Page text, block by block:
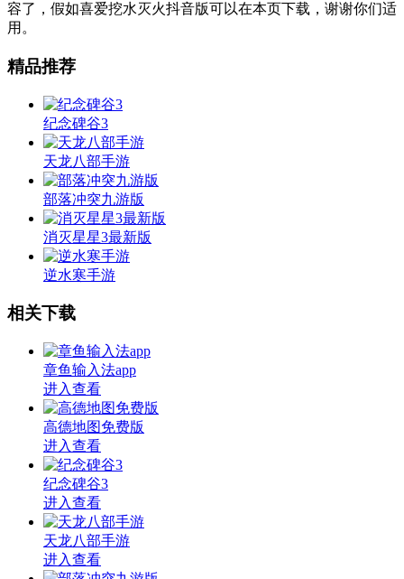
容了，假如喜爱挖水灭火抖音版可以在本页下载，谢谢你们适
用。
精品推荐
纪念碑谷3
天龙八部手游
部落冲突九游版
消灭星星3最新版
逆水寒手游
相关下载
章鱼输入法app
进入查看
高德地图免费版
进入查看
纪念碑谷3
进入查看
天龙八部手游
进入查看